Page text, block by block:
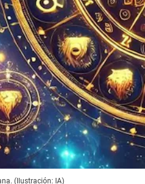
(Ilustración: IA)